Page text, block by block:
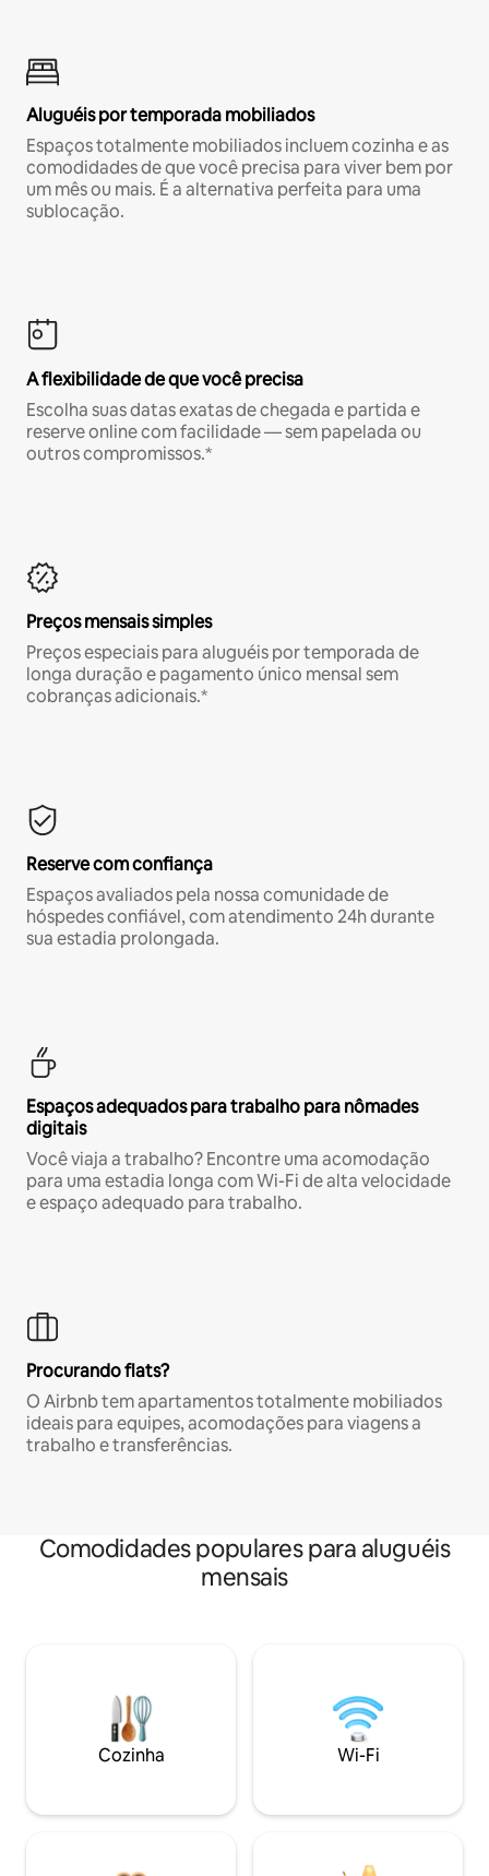
Aluguéis por temporada mobiliados
Espaços totalmente mobiliados incluem cozinha e as
comodidades de que você precisa para viver bem por
um mês ou mais. É a alternativa perfeita para uma
sublocação.
A flexibilidade de que você precisa
Escolha suas datas exatas de chegada e partida e
reserve online com facilidade — sem papelada ou
outros compromissos.*
Preços mensais simples
Preços especiais para aluguéis por temporada de
longa duração e pagamento único mensal sem
cobranças adicionais.*
Reserve com confiança
Espaços avaliados pela nossa comunidade de
hóspedes confiável, com atendimento 24h durante
sua estadia prolongada.
Espaços adequados para trabalho para nômades
digitais
Você viaja a trabalho? Encontre uma acomodação
para uma estadia longa com Wi-Fi de alta velocidade
e espaço adequado para trabalho.
Procurando flats?
O Airbnb tem apartamentos totalmente mobiliados
ideais para equipes, acomodações para viagens a
trabalho e transferências.
Comodidades populares para aluguéis
mensais
Cozinha Wi-Fi